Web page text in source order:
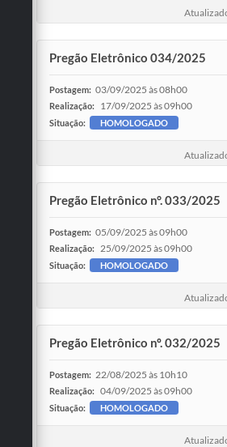
Pregão Eletrônico 034/2025
Postagem: 03/09/2025 às 08h00
Realização: 17/09/2025 às 09h00
Situação: HOMOLOGADO
Pregão Eletrônico n°. 033/2025
Postagem: 05/09/2025 às 09h00
Realização: 25/09/2025 às 09h00
Situação: HOMOLOGADO
Pregão Eletrônico nº. 032/2025
Postagem: 22/08/2025 às 10h10
Realização: 04/09/2025 às 09h00
Situação: HOMOLOGADO